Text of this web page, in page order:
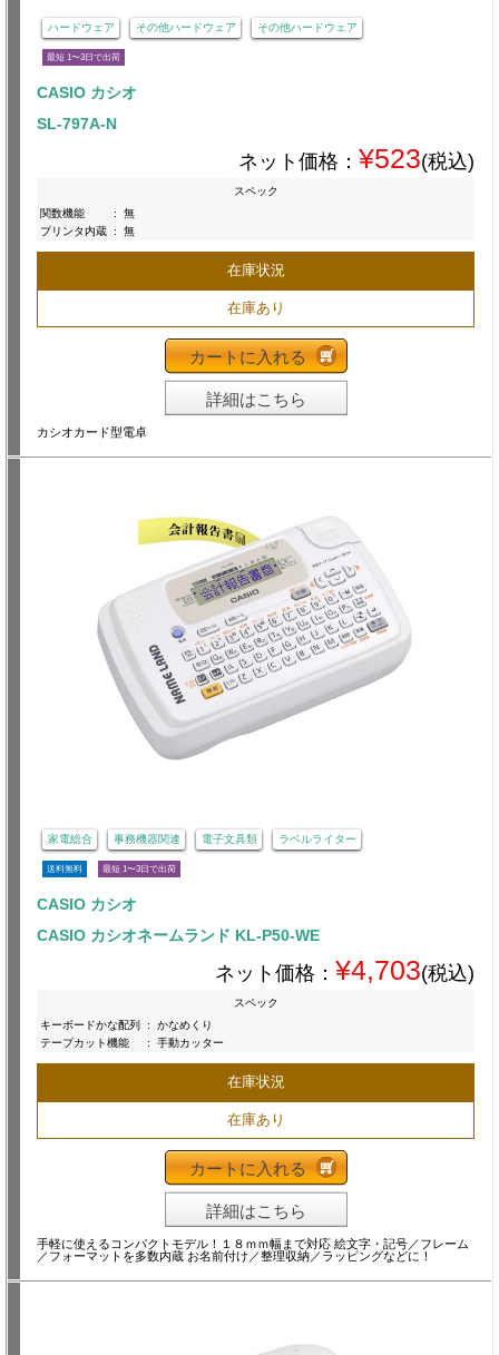
ハードウェア その他ハードウェア その他ハードウェア
最短 1〜3日で出荷
CASIO カシオ
SL-797A-N
ネット価格： ¥523(税込)
スペック
関数機能
:
無
プリンタ内蔵 : 無
在庫状況
在庫あり
カートに入れる
詳細はこちら
カシオカード型電卓
家電総合 事務機器関連 電子文具類 ラベルライター
送料無料 最短 1〜3日で出荷
CASIO カシオ
CASIO カシオネームランド KL-P50-WE
ネット価格： ¥4,703(税込)
スペック
キーボードかな配列
:
かなめくり
テープカット機能
: 手動カッター
在庫状況
在庫あり
カートに入れる
詳細はこちら
手軽に使えるコンパクトモデル！１８ｍｍ幅まで対応 絵文字・記号／フレーム
／フォーマットを多数内蔵 お名前付け／整理収納／ラッピングなどに！